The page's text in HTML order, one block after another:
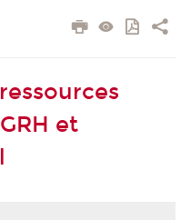
et